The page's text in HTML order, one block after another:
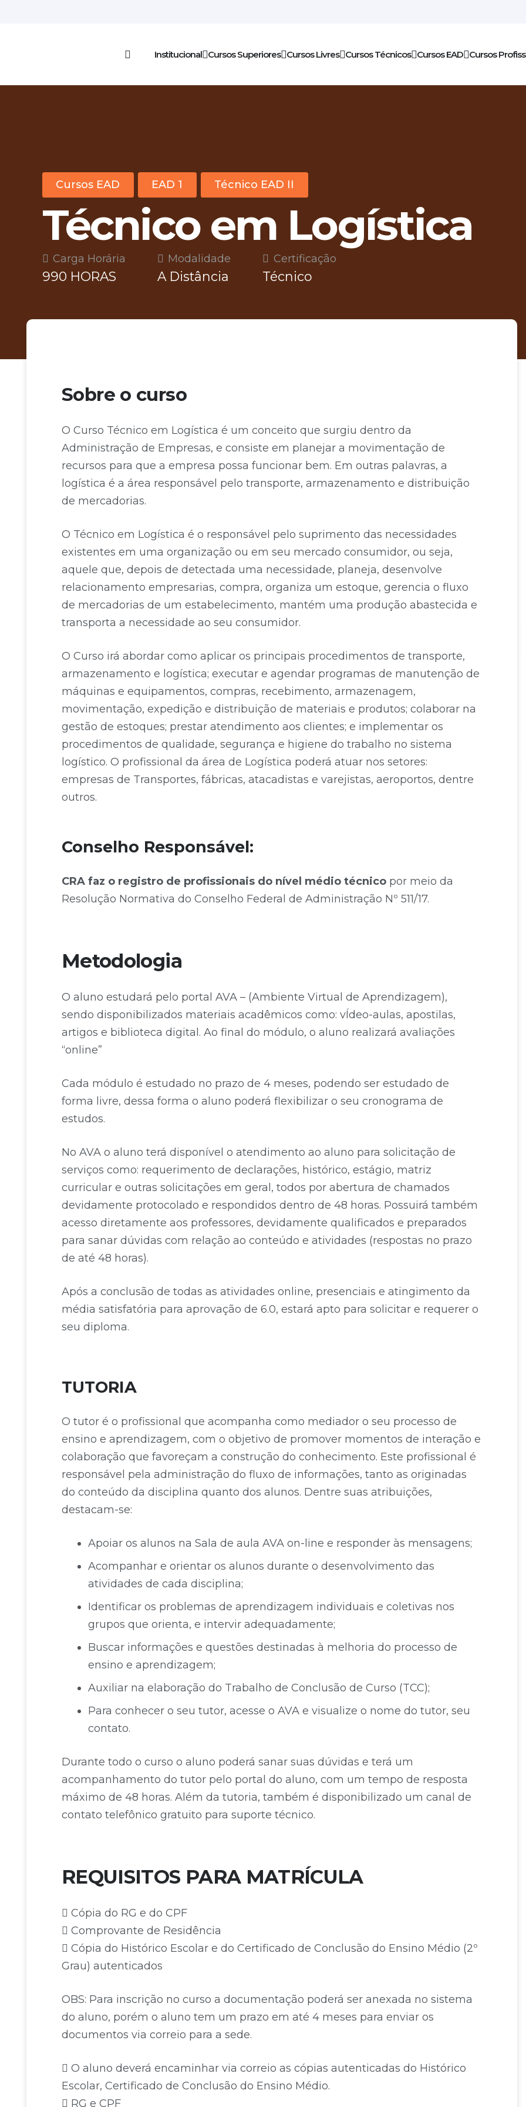
Institucional Cursos Superiores Cursos Livres Cursos Técnicos Cursos EAD Cursos
Cursos EAD EAD 1 Técnico EAD II
Técnico em Logística
Carga Horária
990 HORAS
Modalidade
A Distância
Certificação
Técnico
Sobre o curso
O Curso Técnico em Logística é um conceito que surgiu dentro da
Administração de Empresas, e consiste em planejar a movimentação de
recursos para que a empresa possa funcionar bem. Em outras palavras, a
logística é a área responsável pelo transporte, armazenamento e distribuição
de mercadorias.
O Técnico em Logística é o responsável pelo suprimento das necessidades
existentes em uma organização ou em seu mercado consumidor, ou seja,
aquele que, depois de detectada uma necessidade, planeja, desenvolve
relacionamento empresarias, compra, organiza um estoque, gerencia o fluxo
de mercadorias de um estabelecimento, mantém uma produção abastecida e
transporta a necessidade ao seu consumidor.
O Curso irá abordar como aplicar os principais procedimentos de transporte,
armazenamento e logística; executar e agendar programas de manutenção de
máquinas e equipamentos, compras, recebimento, armazenagem,
movimentação, expedição e distribuição de materiais e produtos; colaborar na
gestão de estoques; prestar atendimento aos clientes; e implementar os
procedimentos de qualidade, segurança e higiene do trabalho no sistema
logístico. O profissional da área de Logística poderá atuar nos setores:
empresas de Transportes, fábricas, atacadistas e varejistas, aeroportos, dentre
outros.
Conselho Responsável:
CRA faz o registro de profissionais do nível médio técnico por meio da
Resolução Normativa do Conselho Federal de Administração Nº 511/17.
Metodologia
O aluno estudará pelo portal AVA – (Ambiente Virtual de Aprendizagem),
sendo disponibilizados materiais acadêmicos como: vÍdeo-aulas, apostilas,
artigos e biblioteca digital. Ao final do módulo, o aluno realizará avaliações
“online”
Cada módulo é estudado no prazo de 4 meses, podendo ser estudado de
forma livre, dessa forma o aluno poderá flexibilizar o seu cronograma de
estudos.
No AVA o aluno terá disponível o atendimento ao aluno para solicitação de
serviços como: requerimento de declarações, histórico, estágio, matriz
curricular e outras solicitações em geral, todos por abertura de chamados
devidamente protocolado e respondidos dentro de 48 horas. Possuirá também
acesso diretamente aos professores, devidamente qualificados e preparados
para sanar dúvidas com relação ao conteúdo e atividades (respostas no prazo
de até 48 horas).
Após a conclusão de todas as atividades online, presenciais e atingimento da
média satisfatória para aprovação de 6.0, estará apto para solicitar e requerer o
seu diploma.
TUTORIA
O tutor é o profissional que acompanha como mediador o seu processo de
ensino e aprendizagem, com o objetivo de promover momentos de interação e
colaboração que favoreçam a construção do conhecimento. Este profissional é
responsável pela administração do fluxo de informações, tanto as originadas
do conteúdo da disciplina quanto dos alunos. Dentre suas atribuições,
destacam-se:
Apoiar os alunos na Sala de aula AVA on-line e responder às mensagens;
Acompanhar e orientar os alunos durante o desenvolvimento das
atividades de cada disciplina;
Identificar os problemas de aprendizagem individuais e coletivas nos
grupos que orienta, e intervir adequadamente;
Buscar informações e questões destinadas à melhoria do processo de
ensino e aprendizagem;
Auxiliar na elaboração do Trabalho de Conclusão de Curso (TCC);
Para conhecer o seu tutor, acesse o AVA e visualize o nome do tutor, seu
contato.
Durante todo o curso o aluno poderá sanar suas dúvidas e terá um
acompanhamento do tutor pelo portal do aluno, com um tempo de resposta
máximo de 48 horas. Além da tutoria, também é disponibilizado um canal de
contato telefônico gratuito para suporte técnico.
REQUISITOS PARA MATRÍCULA
Cópia do RG e do CPF
Comprovante de Residência
Cópia do Histórico Escolar e do Certificado de Conclusão do Ensino Médio (2º
Grau) autenticados
OBS: Para inscrição no curso a documentação poderá ser anexada no sistema
do aluno, porém o aluno tem um prazo em até 4 meses para enviar os
documentos via correio para a sede.
O aluno deverá encaminhar via correio as cópias autenticadas do Histórico
Escolar, Certificado de Conclusão do Ensino Médio.
RG e CPF